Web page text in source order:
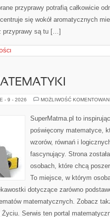
przyprawy potrafią całkowicie
się wokół aromatycznych
przyprawy są tu […]
- 9 - 2026 MOŻLIWOŚĆ
SuperMatma.pl to
poświęcony matematyce,
wzorów, równań i
fascynujący. Strona
osobach, które chcą
To miejsce, w którym
dotyczące zarówno
matematycznych. Zobacz
Serwis ten portal